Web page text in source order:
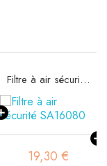
Filtre à air sécurité SA16080
19,30 €